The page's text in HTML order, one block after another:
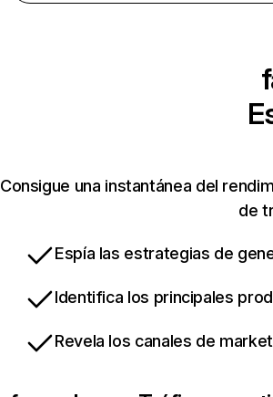
Consigue una instantánea del
de
Espía las estrategias de
Identifica los principales
Revela los canales de